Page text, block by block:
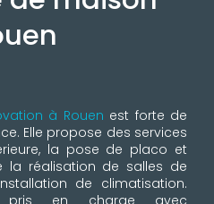
à Rouen est forte de
Elle propose des services
la pose de placo et
la réalisation de salles de
de climatisation.